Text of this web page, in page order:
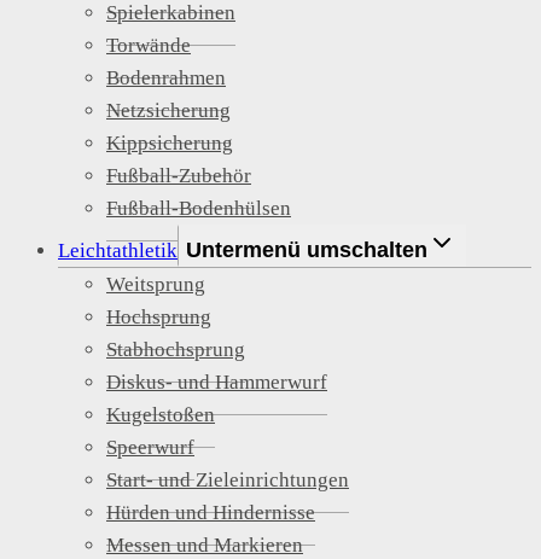
Spielerkabinen
Torwände
Bodenrahmen
Netzsicherung
Kippsicherung
Fußball-Zubehör
Fußball-Bodenhülsen
Leichtathletik Untermenü umschalten
Weitsprung
Hochsprung
Stabhochsprung
Diskus- und Hammerwurf
Kugelstoßen
Speerwurf
Start- und Zieleinrichtungen
Hürden und Hindernisse
Messen und Markieren